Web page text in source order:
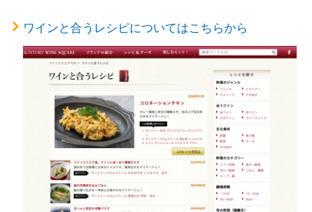
ワインと合うレシピについてはこちらから